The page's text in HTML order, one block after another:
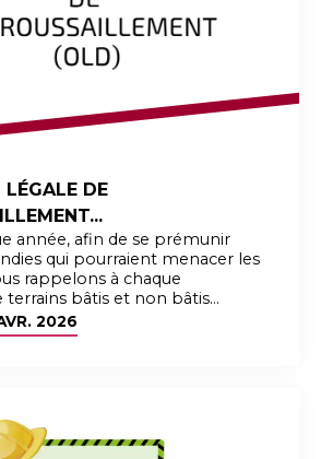
DE
année, afin de se prémunir
qui pourraient menacer les
rappelons à chaque
bâtis et non bâtis...
2026